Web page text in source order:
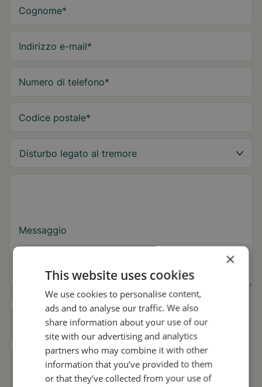
Cognome*
Indirizzo e-mail*
Numero di telefono*
Codice postale*
Messaggio
Sì, desidero ricevere consigli su Tremor e
aggiornamenti su Stil.
Acconsento a che Stil utilizzi i miei dati per
scopi di ricerca e diffusione, in conformità
l'Informativa sulla privacy.*
×
This website uses cookies
We use cookies to personalise content,
ads and to analyse our traffic. We also
share information about your use of our
site with our advertising and analytics
partners who may combine it with other
information that you’ve provided to them
or that they’ve collected from your use of